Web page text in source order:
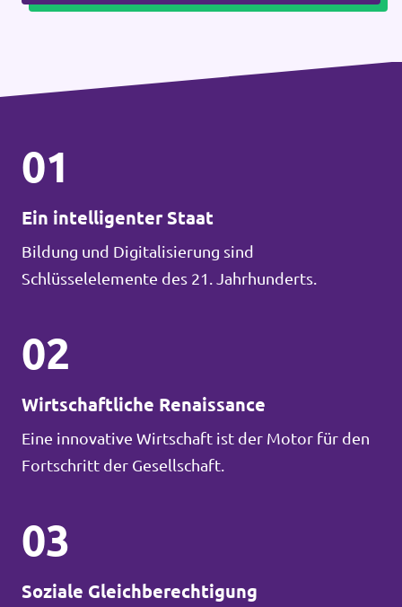
01
Ein intelligenter Staat
Bildung und Digitalisierung sind
Schlüsselelemente des 21. Jahrhunderts.
02
Wirtschaftliche Renaissance
Eine innovative Wirtschaft ist der Motor für den
Fortschritt der Gesellschaft.
03
Soziale Gleichberechtigung